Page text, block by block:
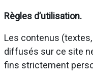
Règles d’utilisation.
Les contenus
diffusés sur ce site
fins strictement